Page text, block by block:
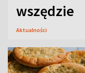
wszędzie
Aktualności